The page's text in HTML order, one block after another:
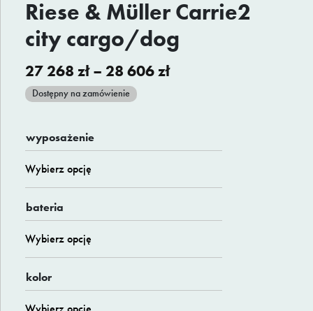
Riese & Müller Carrie2
city cargo/dog
27 268 zł – 28 606złZakres
do
Dostępny na zamówienie
wyposażenie
bateria
kolor